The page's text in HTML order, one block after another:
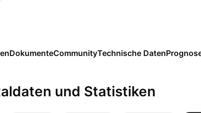
DokumenteCommunityTechnische Daten
und Statistiken